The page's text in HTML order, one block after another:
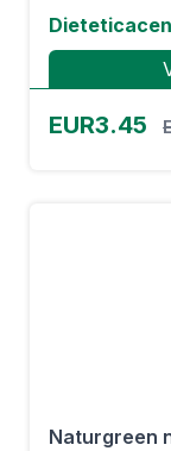
EUR3.45
Naturgreen